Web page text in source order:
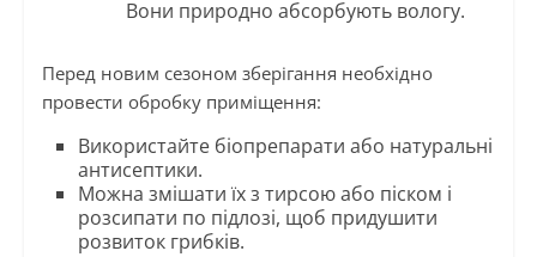
Вони природно абсорбують вологу.
Перед новим сезоном зберігання необхідно
провести обробку приміщення:
Використайте біопрепарати або натуральні
антисептики.
Можна змішати їх з тирсою або піском і
розсипати по підлозі, щоб придушити
розвиток грибків.